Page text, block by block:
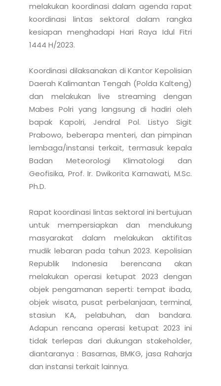
melakukan koordinasi dalam agenda rapat
koordinasi lintas sektoral dalam rangka
kesiapan menghadapi Hari Raya Idul Fitri
1444 H/2023.
Koordinasi dilaksanakan di Kantor Kepolisian
Daerah Kalimantan Tengah (Polda Kalteng)
dan melakukan live streaming dengan
Mabes Polri yang langsung di hadiri oleh
bapak Kapolri, Jendral Pol. Listyo Sigit
Prabowo, beberapa menteri, dan pimpinan
lembaga/instansi terkait, termasuk kepala
Badan Meteorologi Klimatologi dan
Geofisika, Prof. Ir. Dwikorita Karnawati, M.Sc.
Ph.D.
Rapat koordinasi lintas sektoral ini bertujuan
untuk mempersiapkan dan mendukung
masyarakat dalam melakukan aktifitas
mudik lebaran pada tahun 2023. Kepolisian
Republik Indonesia berencana akan
melakukan operasi ketupat 2023 dengan
objek pengamanan seperti: tempat ibada,
objek wisata, pusat perbelanjaan, terminal,
stasiun KA, pelabuhan, dan bandara.
Adapun rencana operasi ketupat 2023 ini
tidak terlepas dari dukungan stakeholder,
diantaranya : Basarnas, BMKG, jasa Raharja
dan instansi terkait lainnya.